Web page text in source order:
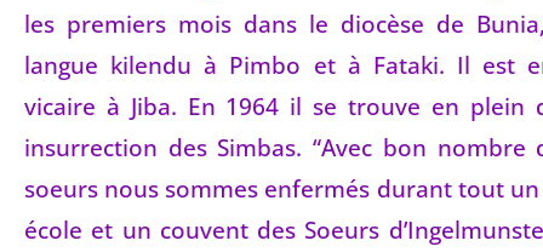
les premiers mois dans le diocèse de
langue kilendu à Pimbo et à Fataki. Il est
vicaire à Jiba. En 1964 il se trouve en plein
insurrection des Simbas. “Avec bon
soeurs nous sommes enfermés durant tout
école et un couvent des Soeurs